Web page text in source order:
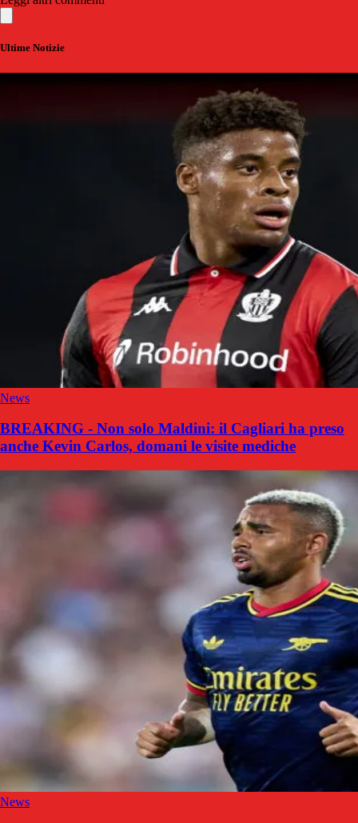
Ultime Notizie
News
BREAKING - Non solo Maldini: il Cagliari ha preso
anche Kevin Carlos, domani le visite mediche
News